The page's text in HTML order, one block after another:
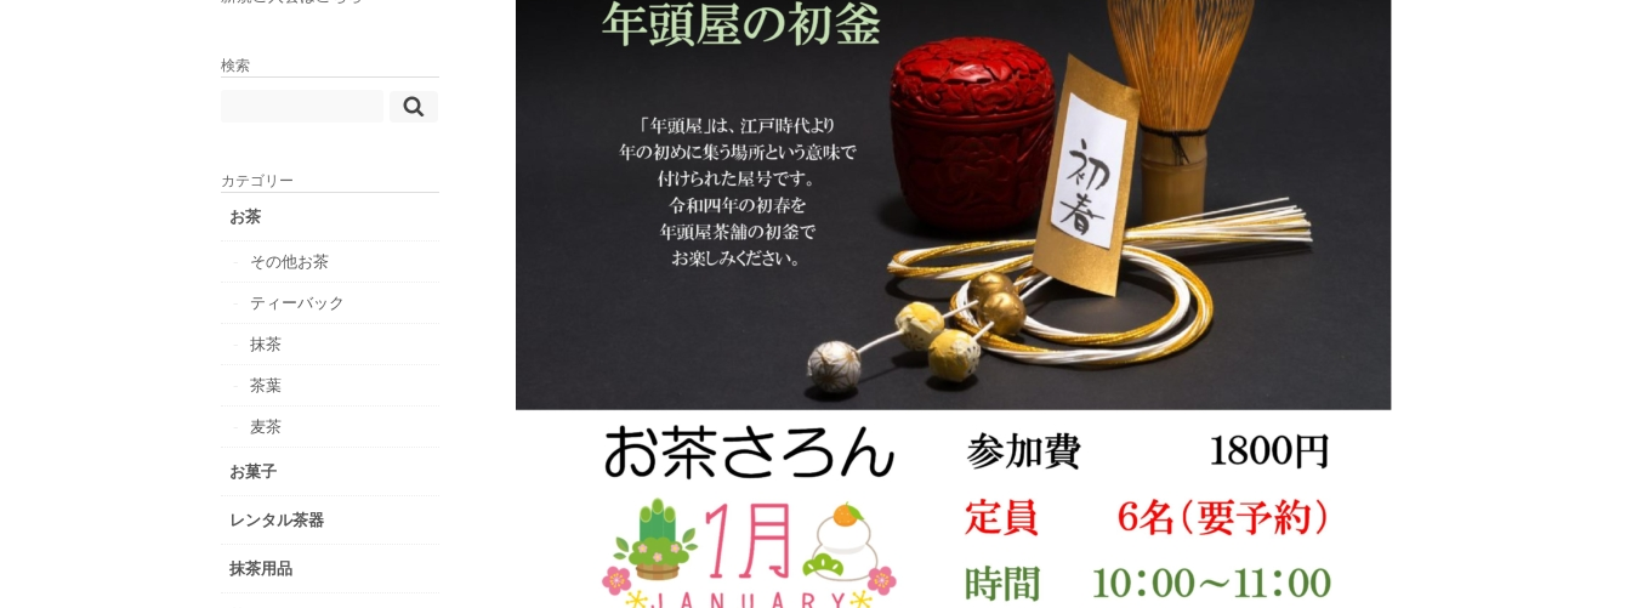
検索
カテゴリー
お茶
その他お茶
ティーバック
抹茶
茶葉
麦茶
お菓子
レンタル茶器
抹茶用品